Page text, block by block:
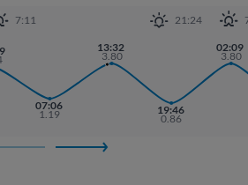
7:11 21:24
07:06
1.19
13:32
3.80
19:46
0.86
02:09
3.80
19:46
0.86
02:09
3.80